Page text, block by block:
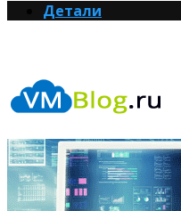
Детали